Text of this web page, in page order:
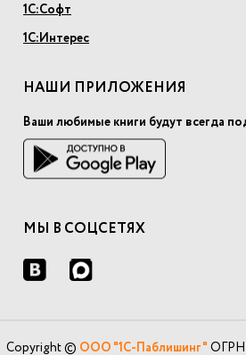
1С:Софт
1С:Интерес
НАШИ ПРИЛОЖЕНИЯ
Ваши любимые книги будут всегда
МЫ В СОЦСЕТЯХ
Copyright © ООО "1С-Паблишинг" ОГРН